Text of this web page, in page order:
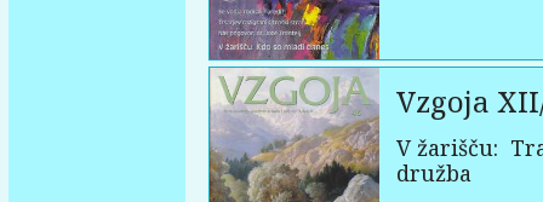
Vzgoja
V žarišču:
družba